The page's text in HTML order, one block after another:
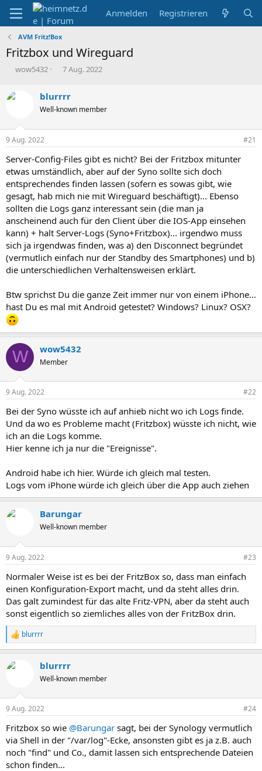
Anmelden Registrieren
AVM Fritz!Box
Fritzbox und Wireguard
E
t
l
e
wow5432
E
t
e
l
m
7 Aug. 2022
blurrrr
Well-known member
9 Aug. 2022 #21
Server-Config-Files gibt es nicht? Bei der Fritzbox mitunter
etwas umständlich, aber auf der Syno sollte sich doch
entsprechendes finden lassen (sofern es sowas gibt, wie
gesagt, hab mich nie mit Wireguard beschäftigt)... Ebenso
sollten die Logs ganz interessant sein (die man ja
anscheinend auch für den Client über die IOS-App einsehen
kann) + halt Server-Logs (Syno+Fritzbox)... irgendwo muss
sich ja irgendwas finden, was a) den Disconnect begründet
(vermutlich einfach nur der Standby des Smartphones) und b)
die unterschiedlichen Verhaltensweisen erklärt.
Btw sprichst Du die ganze Zeit immer nur von einem iPhone...
hast Du es mal mit Android getestet? Windows? Linux? OSX?
W wow5432
Member
9 Aug. 2022 #22
Bei der Syno wüsste ich auf anhieb nicht wo ich Logs finde.
Und da wo es Probleme macht (Fritzbox) wüsste ich nicht, wie
ich an die Logs komme.
Hier kenne ich ja nur die "Ereignisse".
Android habe ich hier. Würde ich gleich mal testen.
Logs vom iPhone würde ich gleich über die App auch ziehen
Barungar
Well-known member
9 Aug. 2022 #23
Normaler Weise ist es bei der FritzBox so, dass man einfach
einen Konfiguration-Export macht, und da steht alles drin.
Das galt zumindest für das alte Fritz-VPN, aber da steht auch
sonst eigentlich so ziemliches alles von der FritzBox drin.
R
e
k
e
:
blurrrr
blurrrr
Well-known member
9 Aug. 2022 #24
Fritzbox so wie @Barungar sagt, bei der Synology vermutlich
via Shell in der "/var/log"-Ecke, ansonsten gibt es ja z.B. auch
noch "find" und Co., damit lassen sich entsprechende Dateien
schon finden...